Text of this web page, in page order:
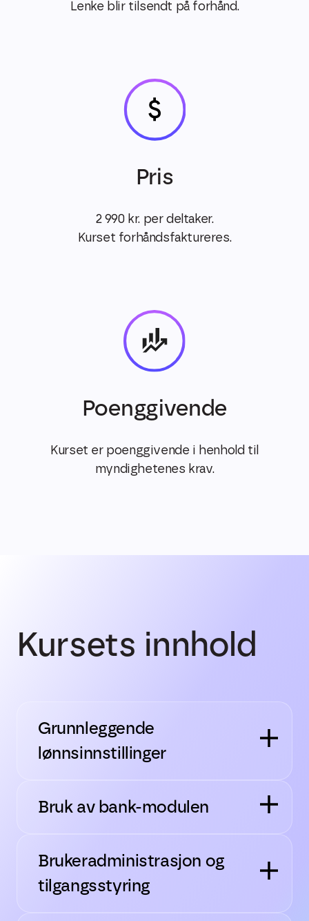
Lenke blir tilsendt på forhånd.
Pris
2 990 kr. per deltaker.
Kurset forhåndsfaktureres.
Poenggivende
Kurset er poenggivende i henhold til
myndighetenes krav.
Kursets innhold
Grunnleggende
lønnsinnstillinger
Bruk av bank-modulen
Brukeradministrasjon og
tilgangsstyring